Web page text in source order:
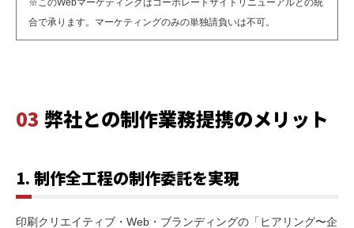
※このWebマーケティングはコーポレートサイトリニューアルとの統
合で承ります。マーケティングのみの単独請負いは不可。
03 弊社との制作業務提携のメリット
1. 制作全工程の制作委託を実現
印刷クリエイティブ・Web・ブランディングの「ヒアリング〜企